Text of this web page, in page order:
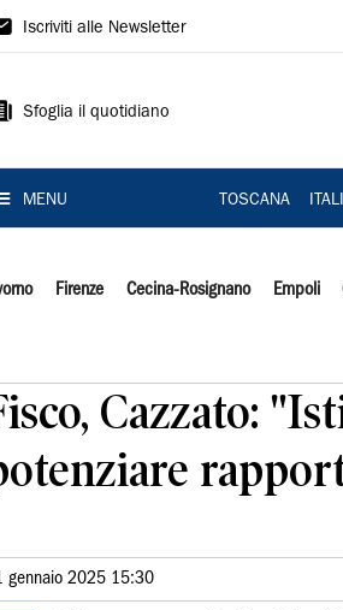
Iscriviti alle Newsletter
Sfoglia il quotidiano
MENU TOSCANA
Firenze Cecina-Rosignano Empoli
Cazzato:
gennaio 2025 15:30